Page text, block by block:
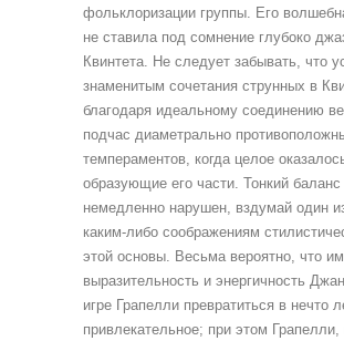
фольклоризации группы. Его
не ставила под сомнение глубоко
Квинтета. Не следует забывать, что
знаменитым сочетания струнных в
благодаря идеальному соединению
подчас диаметрально
темпераментов, когда целое
образующие его части. Тонкий
немедленно нарушен, вздумай один
каким-либо соображениям
этой основы. Весьма вероятно, что
выразительность и энергичность
игре Грапелли превратиться в нечто
привлекательное; при этом